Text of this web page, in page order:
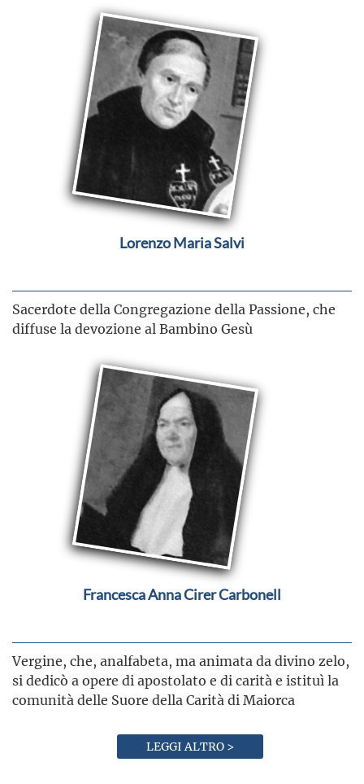
Lorenzo Maria Salvi
Sacerdote della Congregazione della Passione, che
diffuse la devozione al Bambino Gesù
Francesca Anna Cirer Carbonell
Vergine, che, analfabeta, ma animata da divino zelo,
si dedicò a opere di apostolato e di carità e istituì la
comunità delle Suore della Carità di Maiorca
LEGGI ALTRO >